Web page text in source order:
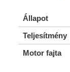
Állapot
Teljesítmény
Motor fajta